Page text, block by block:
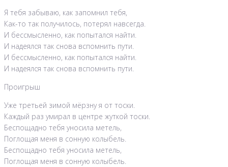
Я тебя забываю, как запомнил тебя,
Как-то так получилось, потерял навсегда.
И бессмысленно, как попытался найти.
И надеялся так снова вспомнить пути.
И бессмысленно, как попытался найти.
И надеялся так снова вспомнить пути.
Проигрыш
Уже третьей зимой мёрзну я от тоски.
Каждый раз умирал в центре жуткой тоски.
Беспощадно тебя уносила метель,
Поглощая меня в сонную колыбель.
Беспощадно тебя уносила метель,
Поглощая меня в сонную колыбель.